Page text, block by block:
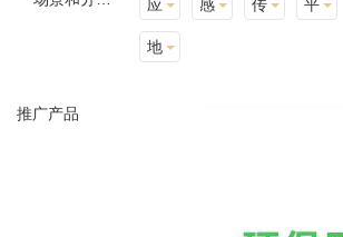
应用场景 感知层 传输层 平台层
地址选择
推广产品